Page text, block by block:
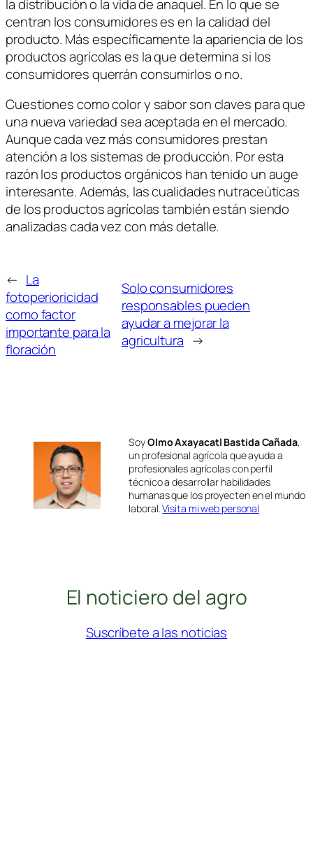
la distribución o la vida de anaquel. En lo que se
centran los consumidores es en la calidad del
producto. Más específicamente la apariencia de los
productos agrícolas es la que determina si los
consumidores querrán consumirlos o no.
Cuestiones como color y sabor son claves para que
una nueva variedad sea aceptada en el mercado.
Aunque cada vez más consumidores prestan
atención a los sistemas de producción. Por esta
razón los productos orgánicos han tenido un auge
interesante. Además, las cualidades nutraceúticas
de los productos agrícolas también están siendo
analizadas cada vez con más detalle.
← La
fotoperioricidad
como factor
importante para la
floración
Solo consumidores
responsables pueden
ayudar a mejorar la
agricultura →
SoyOlmo Axayacatl Bastida Cañada,
un profesional agrícola que ayuda a
profesionales agrícolas con perfil
técnico a desarrollar habilidades
humanas que los proyecten en el mundo
laboral.Visita mi web personal
El noticiero del agro
Suscríbete a las noticias